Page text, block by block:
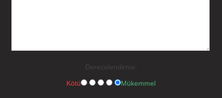
Derecelendirme:
Kötü Mükemmel